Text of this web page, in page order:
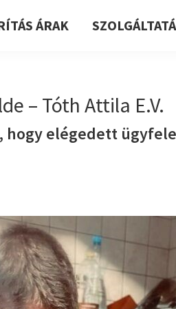
ÁRAK
– Tóth Attila E.V.
, hogy elégedett